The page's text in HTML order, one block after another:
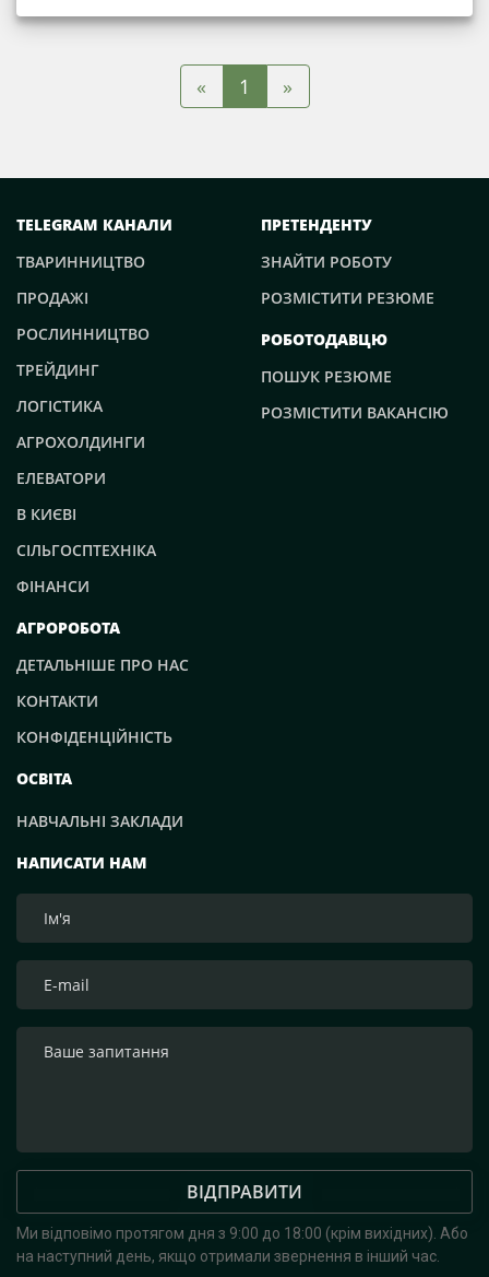
« 1 »
НАПИСАТИ НАМ
ВІДПРАВИТИ
Ми відповімо протягом дня з 9:00 до 18:00 (крім вихідних). Або
на наступний день, якщо отримали звернення в інший час.
TELEGRAM КАНАЛИ
ТВАРИННИЦТВО
ПРОДАЖІ
РОСЛИННИЦТВО
ТРЕЙДИНГ
ЛОГІСТИКА
АГРОХОЛДИНГИ
ЕЛЕВАТОРИ
В КИЄВІ
СІЛЬГОСПТЕХНІКА
ФІНАНСИ
ПРЕТЕНДЕНТУ
ЗНАЙТИ РОБОТУ
РОЗМІСТИТИ РЕЗЮМЕ
РОБОТОДАВЦЮ
ПОШУК РЕЗЮМЕ
РОЗМІСТИТИ ВАКАНСІЮ
АГРОРОБОТА
ДЕТАЛЬНІШЕ ПРО НАС
КОНТАКТИ
КОНФІДЕНЦІЙНІСТЬ
ОСВІТА
НАВЧАЛЬНІ ЗАКЛАДИ